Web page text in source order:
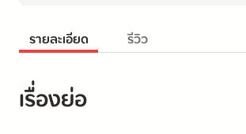
รายละเอียด รีวิว
เรื่องย่อ